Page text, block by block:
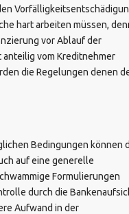
hart arbeiten müssen,
vor Ablauf der
vom Kreditnehmer
die Regelungen denen
Bedingungen können
auf eine generelle
Formulierungen
durch die
Aufwand in der